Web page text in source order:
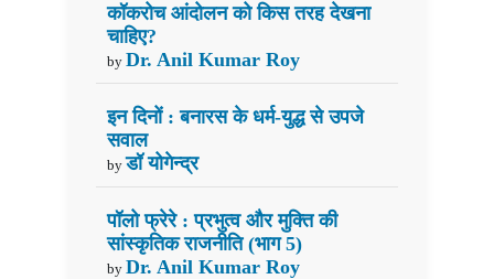
कॉकरोच आंदोलन को किस तरह देखना
चाहिए?
by Dr. Anil Kumar Roy
इन दिनों : बनारस के धर्म-युद्ध से उपजे
सवाल
by डॉ योगेन्द्र
पॉलो फ्रेरे : प्रभुत्व और मुक्ति की
सांस्कृतिक राजनीति (भाग 5)
by Dr. Anil Kumar Roy